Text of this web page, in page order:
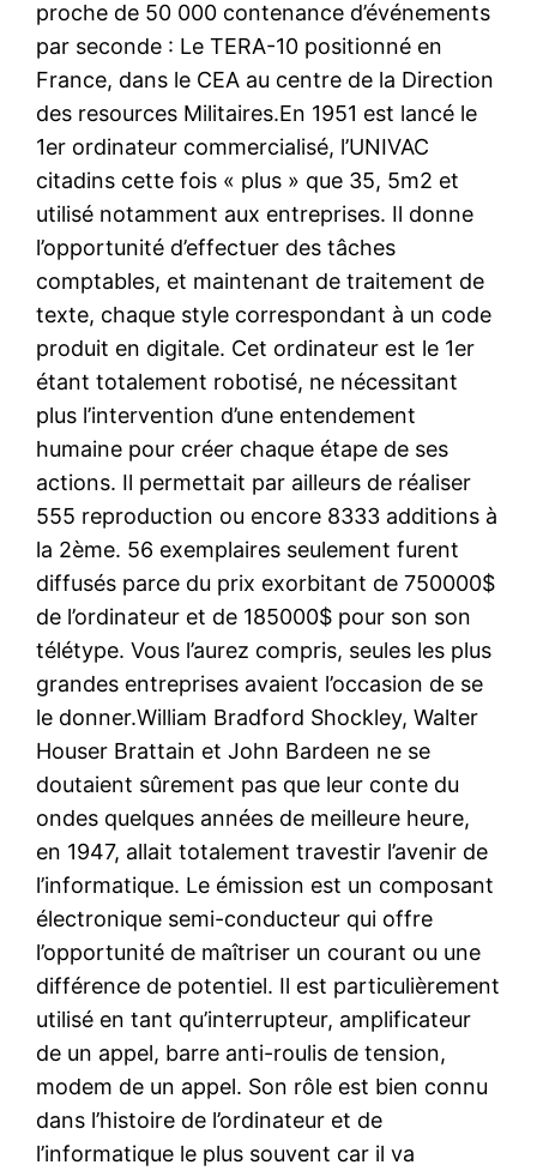
proche de 50 000 contenance d’événements
par seconde : Le TERA-10 positionné en
France, dans le CEA au centre de la Direction
des resources Militaires.En 1951 est lancé le
1er ordinateur commercialisé, l’UNIVAC
citadins cette fois « plus » que 35, 5m2 et
utilisé notamment aux entreprises. Il donne
l’opportunité d’effectuer des tâches
comptables, et maintenant de traitement de
texte, chaque style correspondant à un code
produit en digitale. Cet ordinateur est le 1er
étant totalement robotisé, ne nécessitant
plus l’intervention d’une entendement
humaine pour créer chaque étape de ses
actions. Il permettait par ailleurs de réaliser
555 reproduction ou encore 8333 additions à
la 2ème. 56 exemplaires seulement furent
diffusés parce du prix exorbitant de 750000$
de l’ordinateur et de 185000$ pour son son
télétype. Vous l’aurez compris, seules les plus
grandes entreprises avaient l’occasion de se
le donner.William Bradford Shockley, Walter
Houser Brattain et John Bardeen ne se
doutaient sûrement pas que leur conte du
ondes quelques années de meilleure heure,
en 1947, allait totalement travestir l’avenir de
l’informatique. Le émission est un composant
électronique semi-conducteur qui offre
l’opportunité de maîtriser un courant ou une
différence de potentiel. Il est particulièrement
utilisé en tant qu’interrupteur, amplificateur
de un appel, barre anti-roulis de tension,
modem de un appel. Son rôle est bien connu
dans l’histoire de l’ordinateur et de
l’informatique le plus souvent car il va